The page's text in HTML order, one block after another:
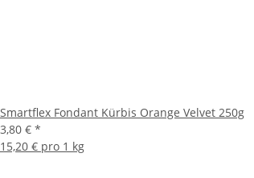
Smartflex Fondant Kürbis Orange Velvet 250g
3,80 € *
15,20 € pro 1 kg